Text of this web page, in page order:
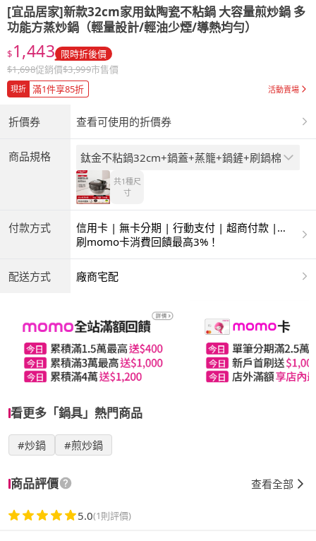
[宜品居家]新款32cm家用鈦陶瓷不粘鍋 大容量煎炒鍋 多
功能方蒸炒鍋（輕量設計/輕油少煙/導熱均勻）
$1,443 限時折後價
$1,698促銷價$3,999市售價
現折 滿1件享85折 活動賣場
折價券 查看可使用的折價券
商品規格 鈦金不粘鍋32cm+鍋蓋+蒸籠+鍋鏟+刷鍋棉
共1種尺
寸
付款方式
信用卡 | 無卡分期 | 行動支付 | 超商付款 |
ATM | 銀聯卡
刷momo卡消費回饋最高3%！
配送方式 廠商宅配
看更多「鍋具」熱門商品
#炒鍋 #煎炒鍋
商品評價 查看全部
5.0(1則評價)